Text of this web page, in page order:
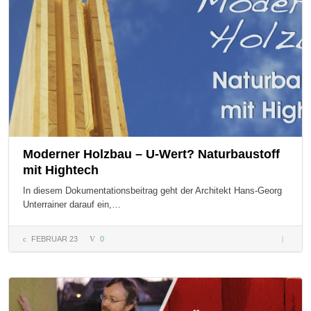
Moderner Holzbau – U-Wert? Naturbaustoff
mit Hightech
In diesem Dokumentationsbeitrag geht der Architekt Hans-Georg
Unterrainer darauf ein,…
FEBRUAR 23 0